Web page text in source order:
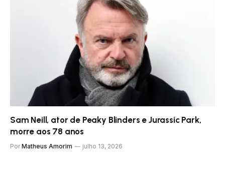
Sam Neill, ator de Peaky Blinders e Jurassic Park,
morre aos 78 anos
Por Matheus Amorim julho 13, 2026